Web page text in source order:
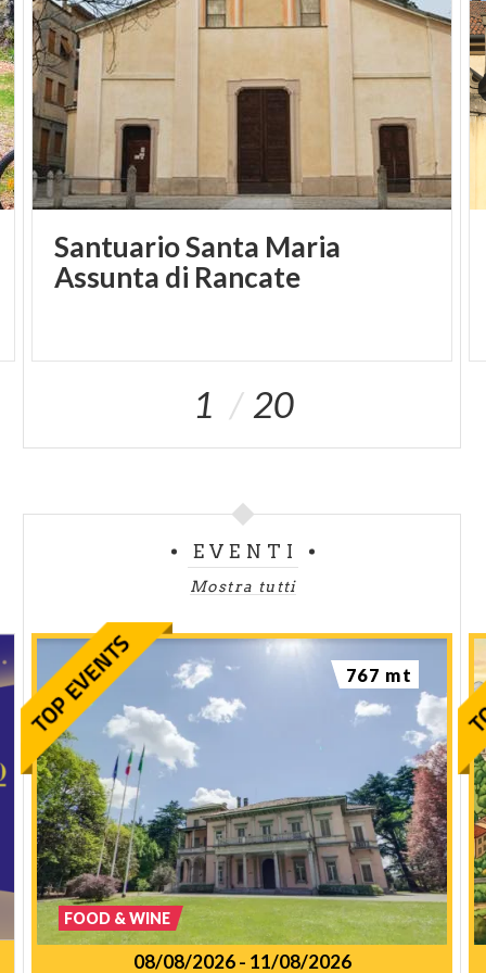
Santuario Santa Maria
Assunta di Rancate
1 20
EVENTI
Mostra tutti
08/08/2026- 11/08/2026
FOOD & WINE
767 mt